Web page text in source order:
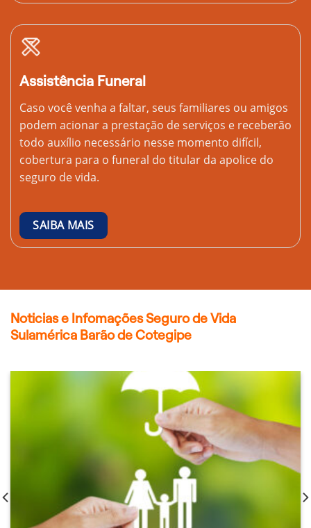
Assistência Funeral
Caso você venha a faltar, seus familiares ou amigos
podem acionar a prestação de serviços e receberão
todo auxílio necessário nesse momento difícil,
cobertura para o funeral do titular da apolice do
seguro de vida.
SAIBA MAIS
Noticias e Infomações Seguro de Vida
Sulamérica Barão de Cotegipe